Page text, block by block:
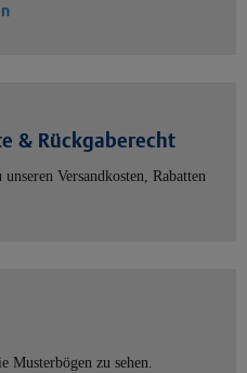
& Rückgaberecht
Versandkosten, Rabatten
Musterbögen zu sehen.